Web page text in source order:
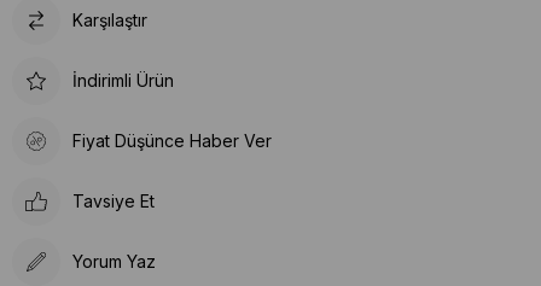
Karşılaştır
İndirimli Ürün
Fiyat Düşünce Haber Ver
Tavsiye Et
Yorum Yaz